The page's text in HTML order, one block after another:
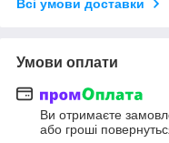
Всі умови доставки
Умови оплати
Ви отримаєте
або гроші